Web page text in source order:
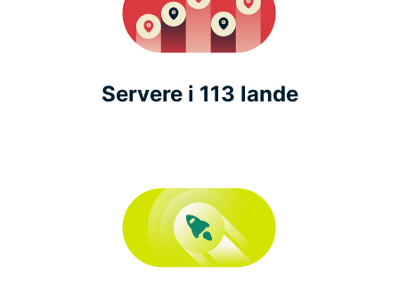
Servere i 113 lande